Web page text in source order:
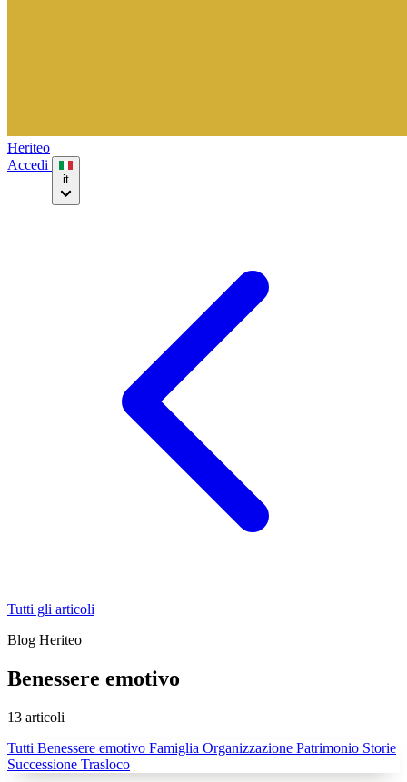
Heriteo
Accedi
Tutti gli articoli
Blog Heriteo
Benessere emotivo
13 articoli
Tutti Benessere emotivo Famiglia Organizzazione Patrimonio Storie
Successione Trasloco